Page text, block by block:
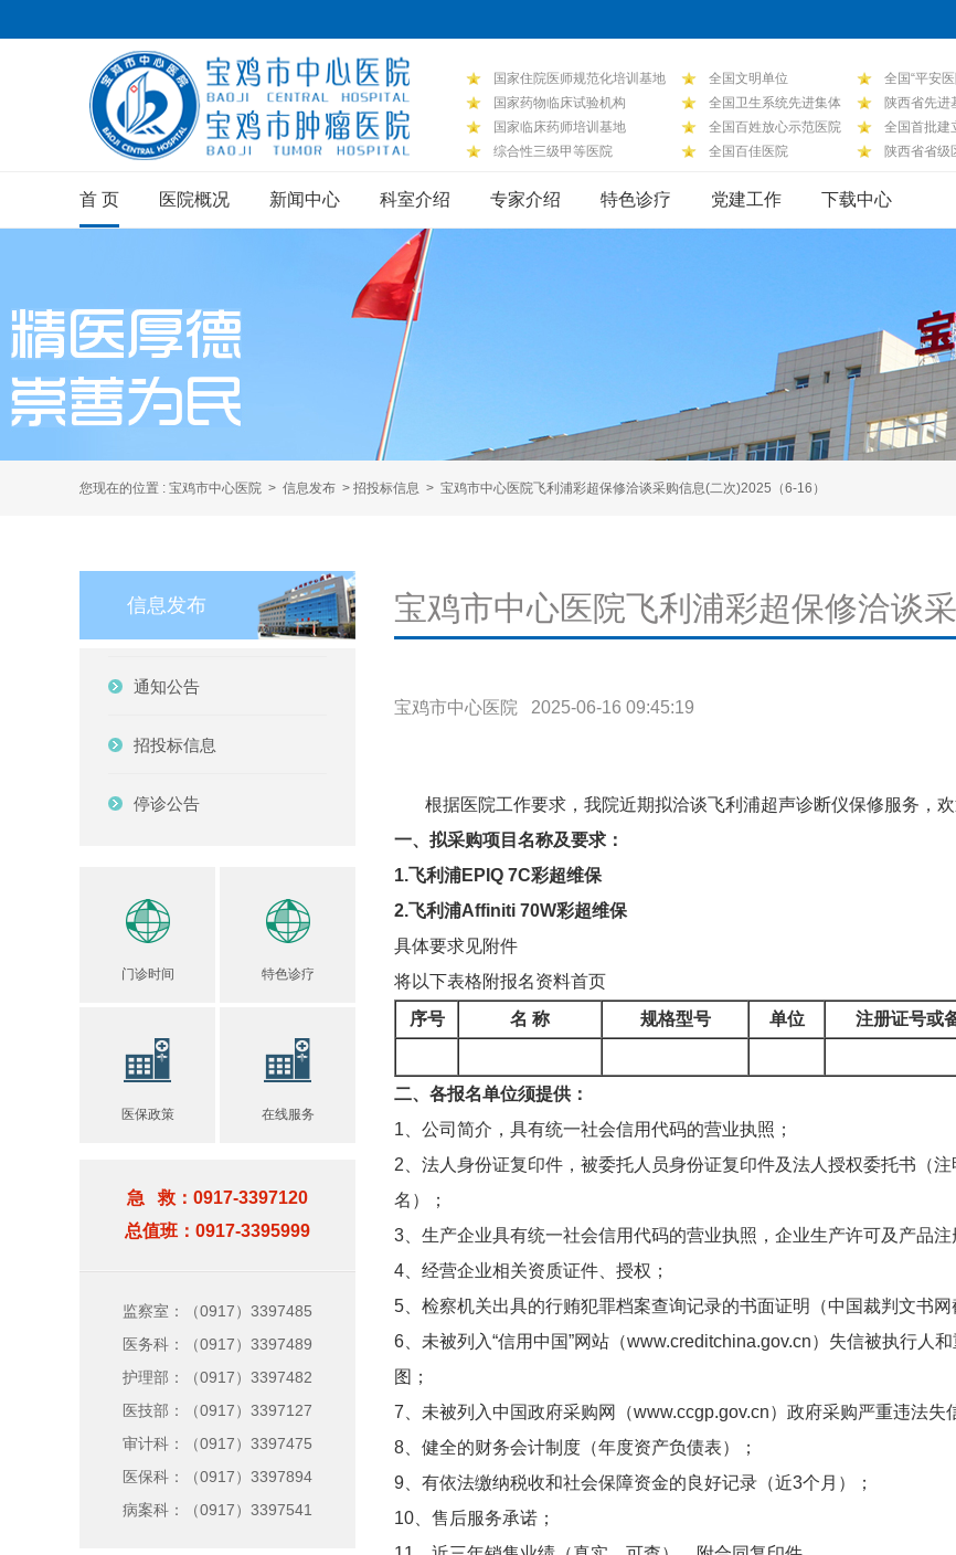
国家住院医师规范化培训基地 全国文明单位
全国“平安
国家药物临床试验机构
全国卫生系统先进集体
陕西省先进
国家临床药师培训基地
全国百姓放心示范医院
全国首批建
综合性三级甲等医院
全国百佳医院 陕西省省级
首 页 医院概况 新闻中心 科室介绍 专家介绍 特色诊疗 党建工作 下载中心
您现在的位置 : 宝鸡市中心医院 > 信息发布 > 招投标信息 > 宝鸡市中心医院飞利浦彩超保修洽谈采购信息(二次)2025（6-16）
信息发布
通知公告
招投标信息
停诊公告
门诊时间 特色诊疗
医保政策 在线服务
急 救：0917-3397120
总值班：0917-3395999
监察室：（0917）3397485
医务科：（0917）3397489
护理部：（0917）3397482
医技部：（0917）3397127
审计科：（0917）3397475
医保科：（0917）3397894
病案科：（0917）3397541
宝鸡市中心医院飞利浦彩超保修洽谈
宝鸡市中心医院 2025-06-16 09:45:19
根据医院工作要求，我院近期拟洽谈飞利浦超声诊断仪保修服务，欢
一、拟采购项目名称及要求：
1.飞利浦EPIQ 7C彩超维保
2.飞利浦Affiniti 70W彩超维保
具体要求见附件
将以下表格附报名资料首页
序号
名 称 规格型号 单位 注册证号或
二、各报名单位须提供：
1、公司简介，具有统一社会信用代码的营业执照；
2、法人身份证复印件，被委托人员身份证复印件及法人授权委托书（
名）；
3、生产企业具有统一社会信用代码的营业执照，企业生产许可及产品注
4、经营企业相关资质证件、授权；
5、检察机关出具的行贿犯罪档案查询记录的书面证明（中国裁判文书网
6、未被列入“信用中国”网站（www.creditchina.gov.cn）失信被执行人
图；
7、未被列入中国政府采购网（www.ccgp.gov.cn）政府采购严重违法失
8、健全的财务会计制度（年度资产负债表）；
9、有依法缴纳税收和社会保障资金的良好记录（近3个月）；
10、售后服务承诺；